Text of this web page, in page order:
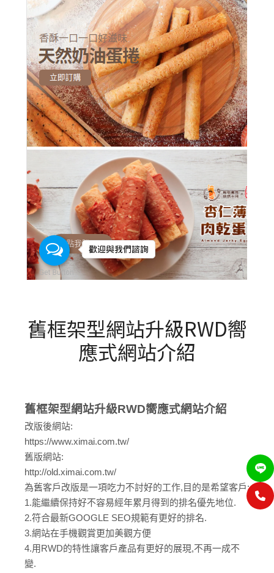
舊框架型網站升級RWD嚮
應式網站介紹
舊框架型網站升級RWD嚮應式網站介紹
改版後網站:
https://www.ximai.com.tw/
舊版網站:
http://old.ximai.com.tw/
為舊客戶改版是一項吃力不討好的工作,目的是希望客戶:
1.能繼續保持好不容易經年累月得到的排名優先地位.
2.符合最新GOOGLE SEO規範有更好的排名.
3.網站在手機觀賞更加美觀方便
4.用RWD的特性讓客戶產品有更好的展現,不再一成不
變.